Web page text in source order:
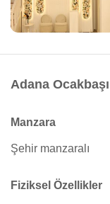
Adana
Manzara
Şehir manzaralı
Fiziksel Özellikler